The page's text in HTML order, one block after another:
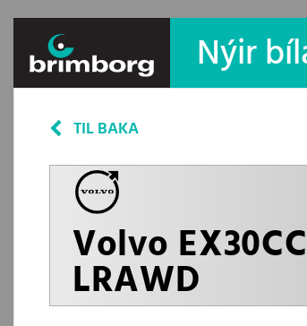
Nýir
Volvo
LRAWD
TIL BAKA